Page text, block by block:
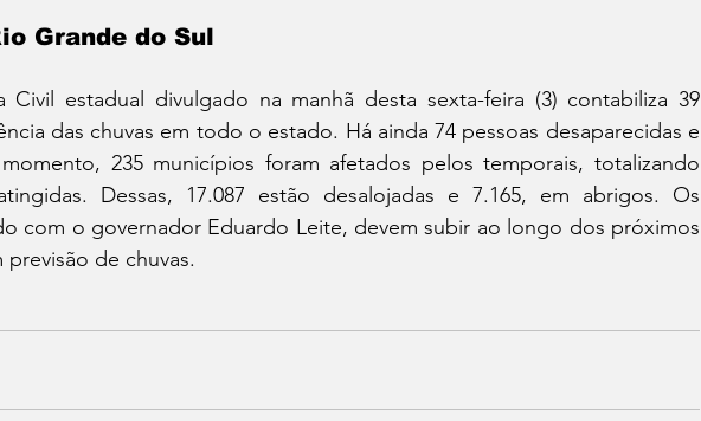
Grande do Sul
Civil estadual divulgado na manhã desta sexta-feira (3) contabiliza 39
das chuvas em todo o estado. Há ainda 74 pessoas desaparecidas e
235 municípios foram afetados pelos temporais, totalizando
Dessas, 17.087 estão desalojadas e 7.165, em abrigos. Os
com o governador Eduardo Leite, devem subir ao longo dos próximos
de chuvas.